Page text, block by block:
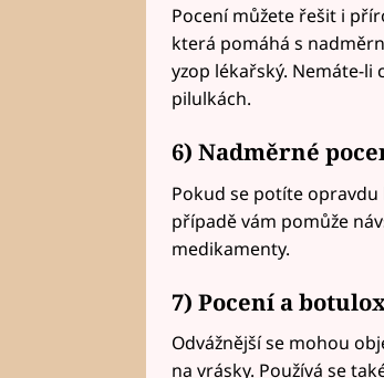
Pocení můžete řešit i
která pomáhá s
yzop lékařský. Nemáte-li
pilulkách.
6) Nadměrné
Pokud se potíte
případě vám pomůže
medikamenty.
7) Pocení a
Odvážnější se mohou
na vrásky. Používá se